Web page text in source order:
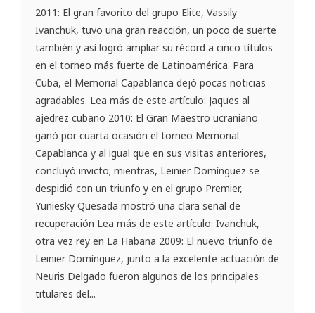
2011: El gran favorito del grupo Elite, Vassily
Ivanchuk, tuvo una gran reacción, un poco de suerte
también y así logró ampliar su récord a cinco títulos
en el torneo más fuerte de Latinoamérica. Para
Cuba, el Memorial Capablanca dejó pocas noticias
agradables. Lea más de este artículo: Jaques al
ajedrez cubano 2010: El Gran Maestro ucraniano
ganó por cuarta ocasión el torneo Memorial
Capablanca y al igual que en sus visitas anteriores,
concluyó invicto; mientras, Leinier Domínguez se
despidió con un triunfo y en el grupo Premier,
Yuniesky Quesada mostró una clara señal de
recuperación Lea más de este artículo: Ivanchuk,
otra vez rey en La Habana 2009: El nuevo triunfo de
Leinier Domínguez, junto a la excelente actuación de
Neuris Delgado fueron algunos de los principales
titulares del...